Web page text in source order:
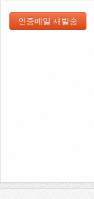
Portfolio